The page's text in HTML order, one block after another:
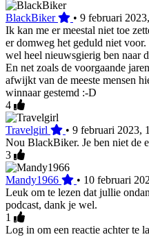
BlackBiker • 9 februari
Ik kan me er meestal niet toe
er domweg het geduld niet
wel heel nieuwsgierig ben naar
En net zoals de voorgaande
afwijkt van de meeste mensen
winnaar gestemd :-D
4
Travelgirl • 9 februari 2023,
Nou BlackBiker. Je ben niet de
3
Mandy1966 • 10 februari
Leuk om te lezen dat jullie
podcast, dank je wel.
1
Log in om een reactie achter te